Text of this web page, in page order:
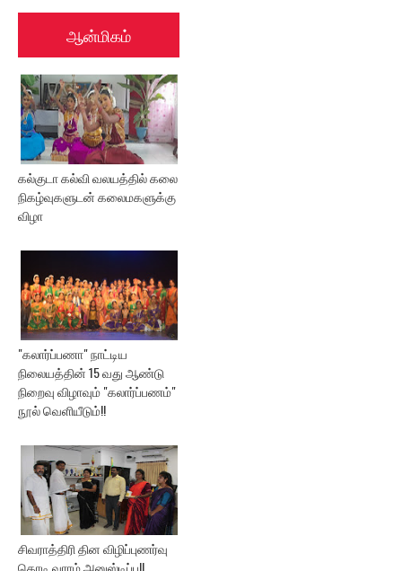
ஆன்மிகம்
கல்குடா கல்வி வலயத்தில் கலை
நிகழ்வுகளுடன் கலைமகளுக்கு
விழா
"கலார்ப்பணா" நாட்டிய
நிலையத்தின் 15 வது ஆண்டு
நிறைவு விழாவும் "கலார்ப்பணம்"
நூல் வெளியீடும்!!
சிவராத்திரி தின விழிப்புணர்வு
கொடி வாரம் அனுஸ்டிப்பு!!